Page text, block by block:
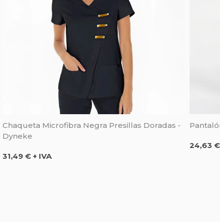
Chaqueta Microfibra Negra Presillas Doradas -
Dyneke
Precio
31,49 € + IVA
Precio
24,63 €